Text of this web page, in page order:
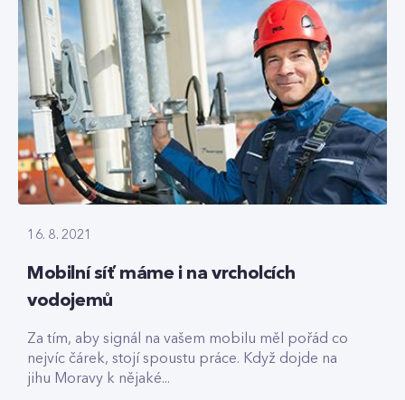
16. 8. 2021
Mobilní síť máme i na vrcholcích
vodojemů
Za tím, aby signál na vašem mobilu měl pořád co
nejvíc čárek, stojí spoustu práce. Když dojde na
jihu Moravy k nějaké...